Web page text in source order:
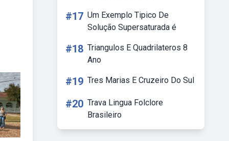
#17 Um Exemplo Tipico De
Solução Supersaturada é
#18 Triangulos E Quadrilateros 8
Ano
#19 Tres Marias E Cruzeiro Do Sul
#20 Trava Lingua Folclore
Brasileiro